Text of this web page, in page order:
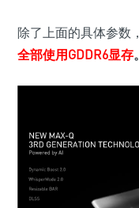
除了上面的具体参数，
全部使用GDDR6显存。